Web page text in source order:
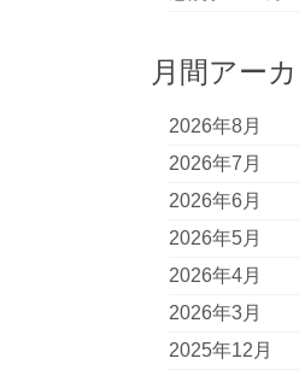
月間アー
2026年8月
2026年7月
2026年6月
2026年5月
2026年4月
2026年3月
2025年12月